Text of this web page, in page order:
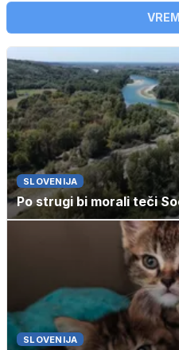
SLOVENIJA
Po strugi bi morali teči
SLOVENIJA